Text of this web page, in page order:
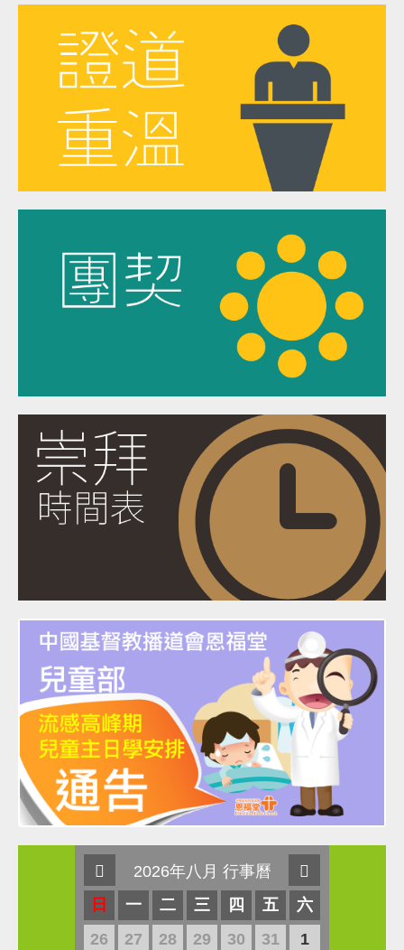
大專初職團契
(Horasis)
媽媽團契
2026年八月 行事曆
日
一 二 三 四 五
六
26
27 28 29 30 31 1